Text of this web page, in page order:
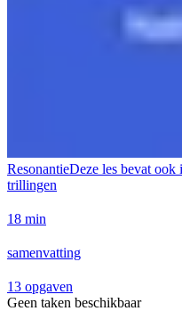
ResonantieDeze les bevat ook
trillingen
18 min
samenvatting
13 opgaven
Geen taken beschikbaar